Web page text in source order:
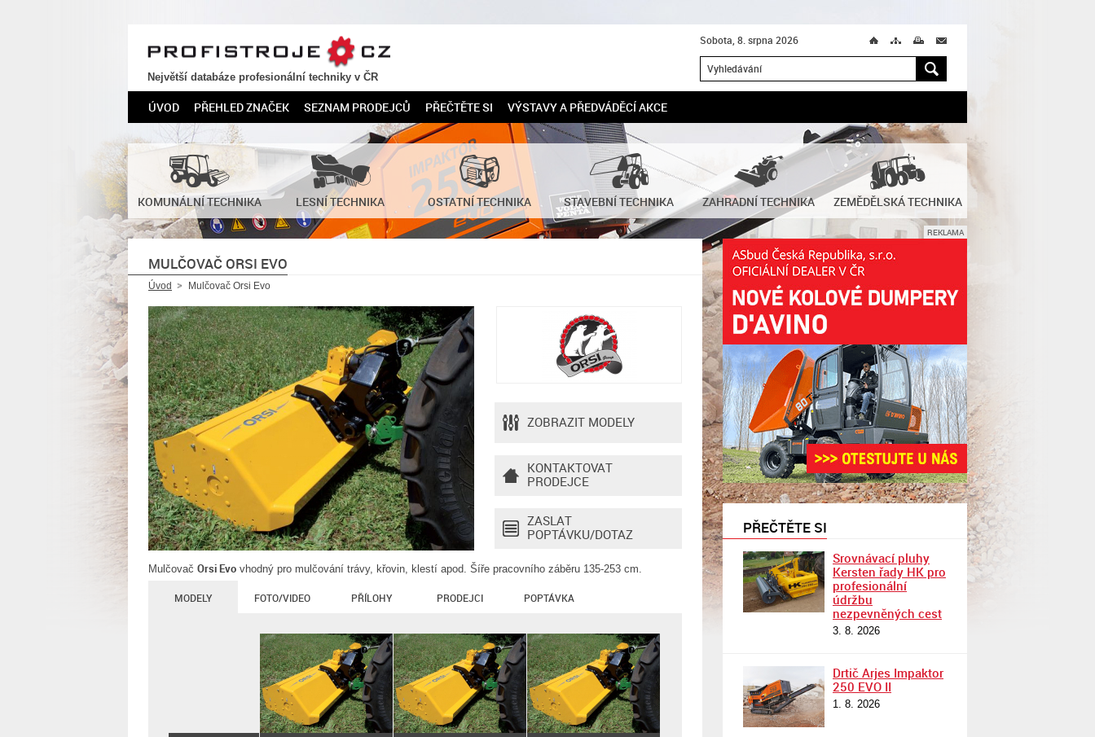
PROFISTROJE.CZ
Největší databáze profesionální techniky v ČR
Sobota, 8. srpna 2026 Ú M T M
H
ÚVOD PŘEHLED ZNAČEK SEZNAM PRODEJCŮ PŘEČTĚTE SI VÝSTAVY A PŘEDVÁDĚCÍ AKCE
KOMUNÁLNÍ TECHNIKA LESNÍ TECHNIKA OSTATNÍ TECHNIKA STAVEBNÍ TECHNIKA ZAHRADNÍ TECHNIKA ZEMĚDĚLSKÁ TECHNIKA
MULČOVAČ ORSI EVO
Úvod Mulčovač Orsi Evo
ZOBRAZIT MODELY
KONTAKTOVAT
PRODEJCE
ZASLAT
POPTÁVKU/DOTAZ
Mulčovač Orsi Evo vhodný pro mulčování trávy, křovin, klestí apod. Šíře pracovního záběru 135-253 cm.
MODELY FOTO/VIDEO PŘÍLOHY PRODEJCI POPTÁVKA
REKLAMA
PŘEČTĚTE SI
Srovnávací pluhy
Kersten řady HK pro
profesionální
údržbu
nezpevněných cest
3. 8. 2026
Drtič Arjes Impaktor
250 EVO II
1. 8. 2026